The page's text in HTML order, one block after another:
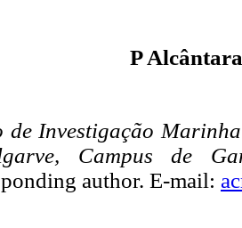
P
de Investigação
Campus de
author. E-mail: